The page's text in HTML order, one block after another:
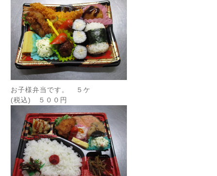
お子様弁当です。 ５ケ
(税込) ５００円